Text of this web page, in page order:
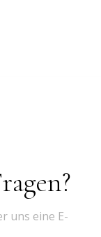
uns eine E-